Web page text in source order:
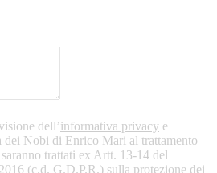
dell’informativa privacy e
Nobi di Enrico Mari al trattamento
trattati ex Artt. 13-14 del
(c.d. G.D.P.R.) sulla protezione dei